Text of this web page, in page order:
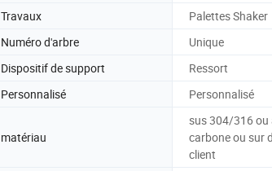
Travaux
Palettes Shaker
Numéro d'arbre
Unique
Dispositif de support
Ressort
Personnalisé Personnalisé
matériau
sus 304/316 ou
carbone ou sur
client